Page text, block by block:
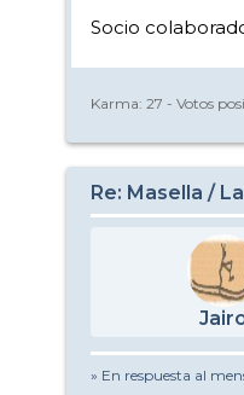
Socio
Karma: 27 - Votos
Re: Masella /
» En respuesta al